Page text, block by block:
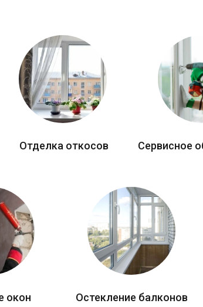
Отделка откосов
окон
Сервисное
Остекление балконов